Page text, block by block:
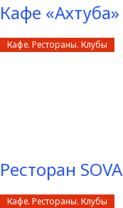
Кафе «Ахтуба»
Кафе. Рестораны. Клубы
Ресторан SOVA
Кафе. Рестораны. Клубы